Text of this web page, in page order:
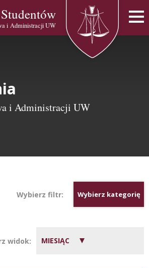
i Administracji UW
i Administracji UW
Wybierz filtr: Wybierz kategorię
widok: MIESIĄC